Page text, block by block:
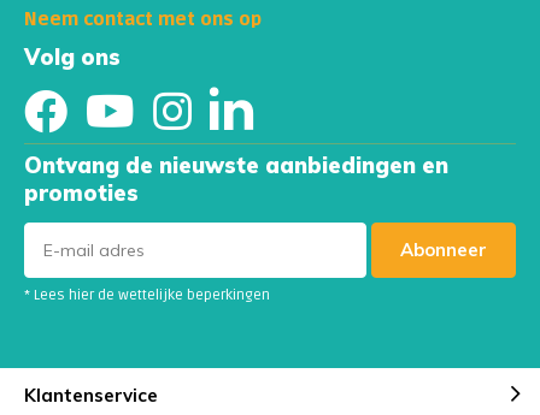
Neem contact met ons op
Volg ons
Ontvang de nieuwste aanbiedingen en
promoties
Abonneer
* Lees hier de wettelijke beperkingen
Klantenservice